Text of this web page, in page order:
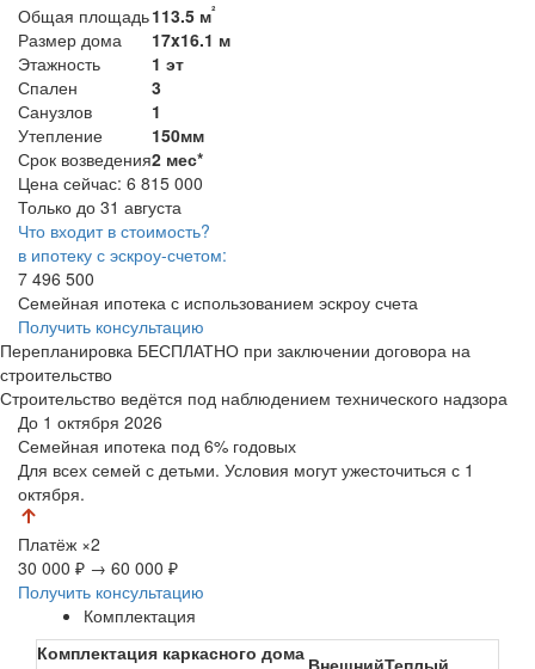
Общая площадь113.5 м²
Размер дома
17x16.1 м
Этажность
1 эт
Спален
3
Санузлов
1
Утепление
150мм
Срок возведения2 мес*
Цена сейчас: 6 815 000
Только до 31 августа
Что входит в стоимость?
в ипотеку с эскроу-счетом:
7 496 500
Семейная ипотека с использованием эскроу счета
Получить консультацию
Перепланировка БЕСПЛАТНО при заключении договора на
строительство
Строительство ведётся под наблюдением технического надзора
До 1 октября 2026
Семейная ипотека под 6% годовых
Для всех семей с детьми. Условия могут ужесточиться с 1
октября.
Платёж ×2
30 000 ₽ → 60 000 ₽
Получить консультацию
Комплектация
Комплектация каркасного дома ВнешнийТеплый